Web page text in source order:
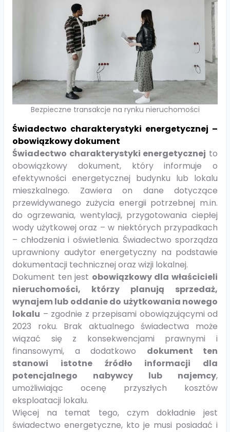
Bezpieczne transakcje na rynku nieruchomości
Świadectwo charakterystyki energetycznej –
obowiązkowy dokument
Świadectwo charakterystyki energetycznej to
obowiązkowy dokument, który informuje o
efektywności energetycznej budynku lub lokalu
mieszkalnego. Zawiera on dane dotyczące
przewidywanego zużycia energii potrzebnej m.in.
do ogrzewania, wentylacji, przygotowania ciepłej
wody użytkowej oraz – w niektórych przypadkach
– chłodzenia i oświetlenia. Świadectwo sporządza
uprawniony audytor energetyczny na podstawie
dokumentacji technicznej oraz wizji lokalnej.
Dokument ten jest obowiązkowy dla właścicieli
nieruchomości, którzy planują sprzedaż,
wynajem lub oddanie do użytkowania nowego
lokalu – zgodnie z przepisami obowiązującymi od
2023 roku. Brak aktualnego świadectwa może
wiązać się z konsekwencjami prawnymi i
finansowymi, a dodatkowo dokument ten
stanowi istotne źródło informacji dla
potencjalnego nabywcy lub najemcy,
umożliwiając ocenę przyszłych kosztów
eksploatacji lokalu.
Więcej na temat tego, czym dokładnie jest
świadectwo energetyczne, kto je musi posiadać i